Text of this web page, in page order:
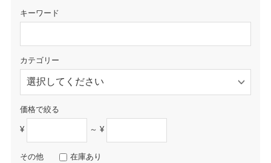
キーワード
カテゴリー
価格で絞る
¥ ～ ¥
その他 在庫あり